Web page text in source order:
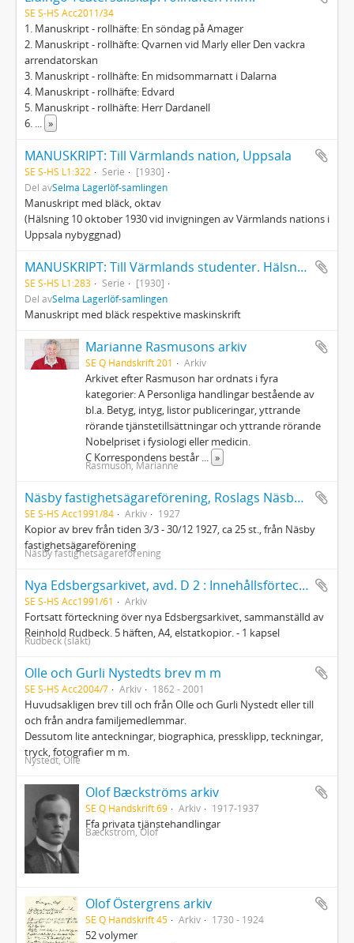
SE S-HS Acc2011/34
1. Manuskript - rollhäfte: En söndag på Amager
2. Manuskript - rollhäfte: Qvarnen vid Marly eller Den vackra
arrendatorskan
3. Manuskript - rollhäfte: En midsommarnatt i Dalarna
4. Manuskript - rollhäfte: Edvard
5. Manuskript - rollhäfte: Herr Dardanell
6. ... »
MANUSKRIPT: Till Värmlands nation, Uppsala
SE S-HS L1:322 Serie
[1930]
Del avSelma Lagerlöf-samlingen
Manuskript med bläck, oktav
(Hälsning 10 oktober 1930 vid invigningen av Värmlands nations i
Uppsala nybyggnad)
MANUSKRIPT: Till Värmlands studenter. Hälsning vid invigningen av Värmlands nations i Uppsala byggnad
SE S-HS L1:283 Serie
[1930]
Del avSelma Lagerlöf-samlingen
Manuskript med bläck respektive maskinskrift
Marianne Rasmusons arkiv
SE Q Handskrift 201 Arkiv
Arkivet efter Rasmuson har ordnats i fyra
kategorier: A Personliga handlingar bestående av
bl.a. Betyg, intyg, listor publiceringar, yttrande
rörande tjänstetillsättningar och yttrande rörande
Nobelpriset i fysiologi eller medicin.
C Korrespondens består ... »
Rasmuson, Marianne
Näsby fastighetsägareförening, Roslags Näsby : kopiebok
SE S-HS Acc1991/84 Arkiv 1927
Kopior av brev från tiden 3/3 - 30/12 1927, ca 25 st., från Näsby
fastighetsägareförening
Näsby fastighetsägareförening
Nya Edsbergsarkivet, avd. D 2 : Innehållsförteckning
SE S-HS Acc1991/61 Arkiv
Fortsatt förteckning över nya Edsbergsarkivet, sammanställd av
Reinhold Rudbeck. 5 häften, A4, elstatkopior. - 1 kapsel
Rudbeck (släkt)
Olle och Gurli Nystedts brev m m
SE S-HS Acc2004/7 Arkiv 1862 - 2001
Huvudsakligen brev till och från Olle och Gurli Nystedt eller till
och från andra familjemedlemmar.
Dessutom lite anteckningar, biographica, pressklipp, teckningar,
tryck, fotografier m m.
Nystedt, Olle
Olof Bæckströms arkiv
SE Q Handskrift 69 Arkiv 1917-1937
Ffa privata tjänstehandlingar
Bæckström, Olof
Olof Östergrens arkiv
SE Q Handskrift 45 Arkiv 1730 - 1924
52 volymer